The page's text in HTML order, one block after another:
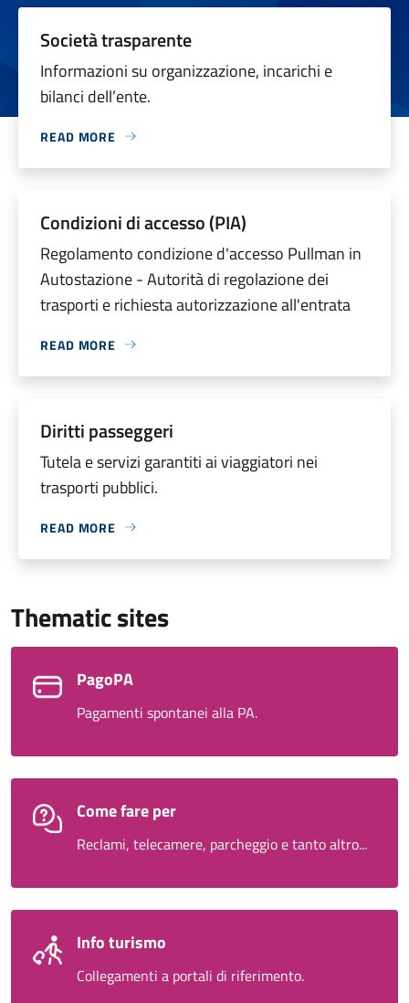
Società trasparente
Informazioni su organizzazione, incarichi e
bilanci dell’ente.
READ MORE
Condizioni di accesso (PIA)
Regolamento condizione d'accesso Pullman in
Autostazione - Autorità di regolazione dei
trasporti e richiesta autorizzazione all'entrata
READ MORE
Diritti passeggeri
Tutela e servizi garantiti ai viaggiatori nei
trasporti pubblici.
READ MORE
Thematic sites
PagoPA
Pagamenti spontanei alla PA.
Come fare per
Reclami, telecamere, parcheggio e tanto altro...
Info turismo
Collegamenti a portali di riferimento.